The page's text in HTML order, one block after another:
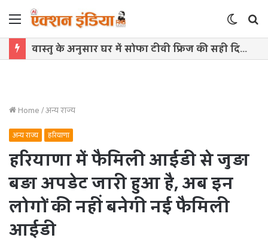
Menu
Switch
skin
वास्तु के अनुसार घर में सोफा टीवी फ्रिज की सही दिशा, बढ़ेगी बरकत खुशहाली
Home/अन्य राज्य
अन्य राज्य हरियाणा
हरियाणा में फैमिली आईडी से जुड़ा
बड़ा अपडेट जारी हुआ है, अब इन
लोगों की नहीं बनेगी नई फैमिली
आईडी